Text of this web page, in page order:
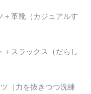
＋革靴（カジュアルす
＋スラックス（だらし
（力を抜きつつ洗練